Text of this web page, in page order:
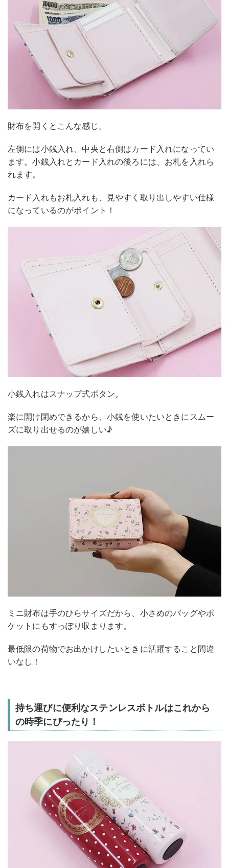
財布を開くとこんな感じ。
左側には小銭入れ、中央と右側はカード入れになってい
ます。小銭入れとカード入れの後ろには、お札を入れら
れます。
カード入れもお札入れも、見やすく取り出しやすい仕様
になっているのがポイント！
小銭入れはスナップ式ボタン。
楽に開け閉めできるから、小銭を使いたいときにスムー
ズに取り出せるのが嬉しい♪
ミニ財布は手のひらサイズだから、小さめのバッグやポ
ケットにもすっぽり収まります。
最低限の荷物でお出かけしたいときに活躍すること間違
いなし！
持ち運びに便利なステンレスボトルはこれから
の時季にぴったり！